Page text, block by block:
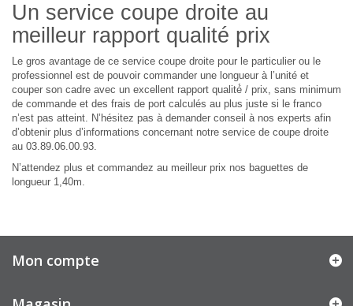
Un service coupe droite au
meilleur rapport qualité prix
Le gros avantage de ce service coupe droite pour le particulier ou le
professionnel est de pouvoir commander une longueur à l’unité et
couper son cadre avec un excellent rapport qualité́ / prix, sans minimum
de commande et des frais de port calculés au plus juste si le franco
n’est pas atteint. N’hésitez pas à demander conseil à nos experts afin
d’obtenir plus d’informations concernant notre service de coupe droite
au 03.89.06.00.93.
N’attendez plus et commandez au meilleur prix nos baguettes de
longueur 1,40m.
Mon compte